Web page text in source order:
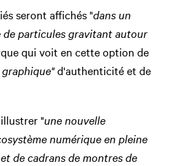
seront affichés "dans un
de particules gravitant autour
qui voit en cette option de
graphique"d'authenticité et de
"une nouvelle
numérique en pleine
de cadrans de montres de